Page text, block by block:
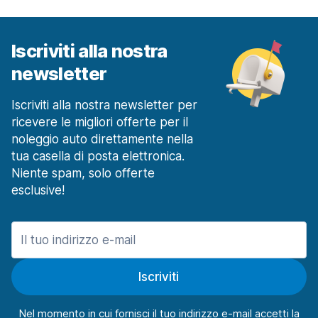
a partire da 45,51 € al giorno
Milano Stazione Ferroviaria Centrale
a partire da 21,31 € al giorno
Milano Stazione Ferroviaria Rogoredo
a partire da 27,32 € al giorno
Modena
106 offerte in 3 sedi
Modena Stazione Ferroviaria
a partire da 38,79 € al giorno
Napoli
1473 offerte in 15 sedi
a partire da 31,49 € al giorno
a partire da 14,90 € al giorno
Iscriviti alla nostra
newsletter
Iscriviti alla nostra newsletter per
ricevere le migliori offerte per il
noleggio auto direttamente nella
tua casella di posta elettronica.
Niente spam, solo offerte
esclusive!
Iscriviti
Nel momento in cui fornisci il tuo indirizzo e-mail accetti la